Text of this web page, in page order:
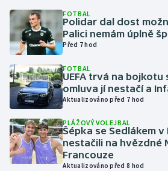
Jezdectví
Judo
Krasobruslení
Lezení
Lyže a snowboard
Moderní pětiboj
FOTBAL
Polidar dal dost
Palici nemám úplně
Před 7 hod
FOTBAL
UEFA trvá na bojkotu
omluva jí nestačí a
Aktualizováno před 7 hod
PLÁŽOVÝ VOLEJBAL
Šépka se Sedlákem
nestačili na hvězdné
Francouze
Aktualizováno před 8 hod